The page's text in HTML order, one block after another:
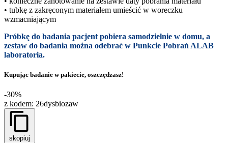
• tubkę z zakręconym materiałem umieścić w woreczku
wzmacniającym
Próbkę do badania pacjent pobiera samodzielnie w domu, a
zestaw do badania można odebrać w Punkcie Pobrań ALAB
laboratoria.
Kupując badanie w pakiecie, oszczędzasz!
-30%
z kodem: 26dysbiozaw
skopiuj